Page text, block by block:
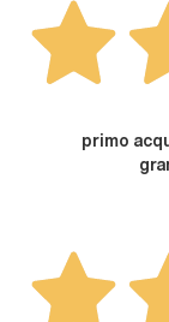
primo